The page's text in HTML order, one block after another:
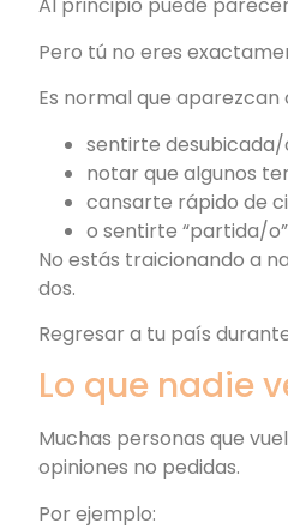
Al principio puede
Pero tú no eres
Es normal que aparezcan
sentirte desubicada/
notar que algunos
cansarte rápido de
o sentirte “partida/
No estás traicionando a
dos.
Regresar a tu país
Lo que nadie
Muchas personas que
opiniones no pedidas.
Por ejemplo: